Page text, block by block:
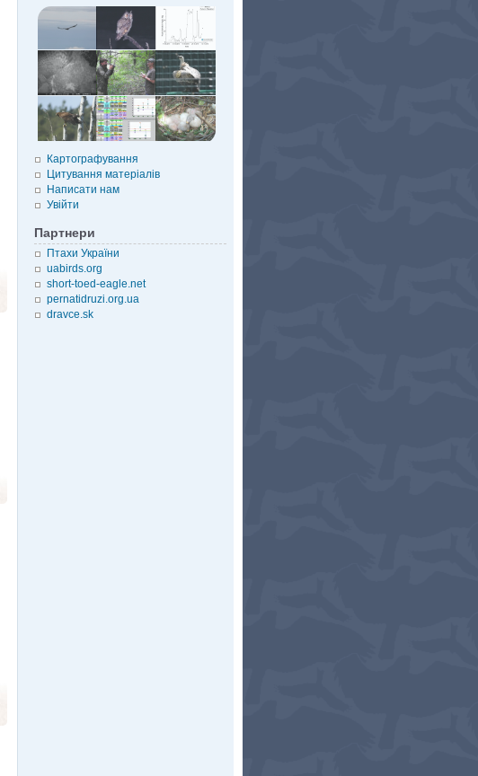
Картографування
Цитування матеріалів
Написати нам
Увійти
Партнери
Птахи України
uabirds.org
short-toed-eagle.net
pernatidruzi.org.ua
dravce.sk